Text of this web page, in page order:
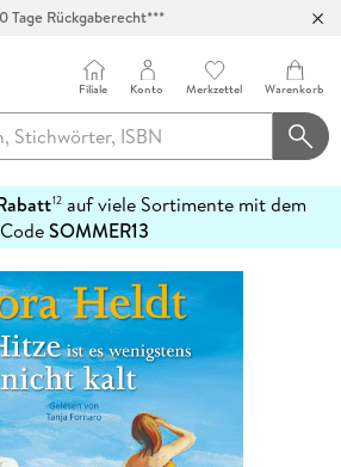
Filiale Konto Merkzettel Warenkorb
12auf viele Sortimente mit dem
CodeSOMMER13